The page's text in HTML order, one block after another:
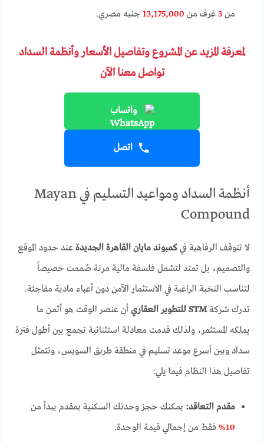
من3 غرف من 13,175,000 جنيه مصري.
لمعرفة المزيد عن المشروع وتفاصيل الأسعار وأنظمة السداد
تواصل معنا الآن
واتساب
اتصل
أنظمة السداد ومواعيد التسليم في Mayan
Compound
لا تتوقف الرفاهية فيكمبوند مايان القاهرة الجديدة عند حدود الموقع
والتصميم، بل تمتد لتشمل فلسفة مالية مرنة صُممت خصيصاً
لتناسب النخبة الراغبة في الاستثمار الآمن دون أعباء مادية مفاجئة.
تدرك شركةSTM للتطوير العقاري
أن عنصر الوقت هو أثمن ما
يملكه المستثمر، ولذلك قدمت معادلة استثنائية تجمع بين أطول فترة
سداد وبين أسرع موعد تسليم في منطقة طريق السويس، وتتمثل
تفاصيل هذا النظام فيما يلي:
مقدم التعاقد: يمكنك حجز وحدتك السكنية بمقدم يبدأ من
10%
فقط من إجمالي قيمة الوحدة.